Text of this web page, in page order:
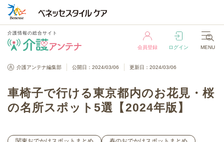
介護情報の総合サイト
会員登録 ログイン MENU
介護情報の総合サイト
介護アンテナ編集部 公開日：2024/03/06 更新日：2024/03/06
車椅子で行ける東京都内のお花見・桜
の名所スポット5選【2024年版】